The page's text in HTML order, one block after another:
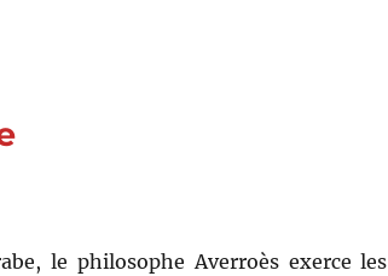
le philosophe Averroès exerce les